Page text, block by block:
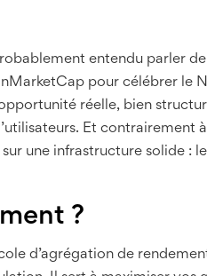
entendu parler
pour célébrer le
réelle, bien
Et contrairement
une infrastructure solide :
?
d’agrégation de